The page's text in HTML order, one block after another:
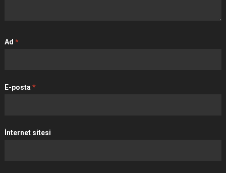
Ad *
E-posta *
İnternet sitesi